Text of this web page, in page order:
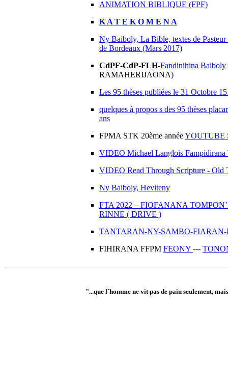
ANIMATION BIBLIQUE (FPF)
K A T E K O M E N A
Ny Baiboly, La Bible, textes de Pasteur
de Bordeaux (Mars 2017)
CdPF-CdP-FLH-Fandinihina Baiboly
RAMAHERIJAONA)
Les 95 thèses publiées le 31 Octobre
quelques à propos s des 95 thèses
ans
FPMA STK 20ème annéeYOUTUBE
VIDEO Michael Langlois Fampidirana
VIDEO Read Through Scripture - Old
Ny Baiboly, Heviteny
FTA 2022 – FIOFANANA
RINNE ( DRIVE )
TANTARAN-NY-SAMBO-
FIHIRANA FFPM FEONY ---
"...que l`homme ne vit pas de pain seulement,